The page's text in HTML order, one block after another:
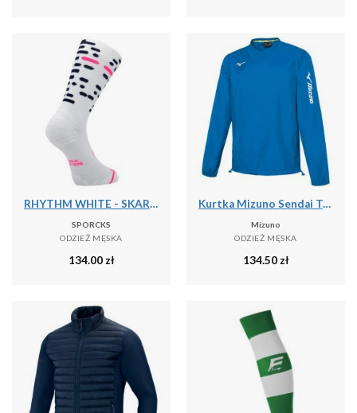
RHYTHM WHITE - SKARPETKI DO BIEGANIA
SPORCKS
ODZIEŻ MĘSKA
134.00zł
Kurtka Mizuno Sendai Trad
Mizuno
ODZIEŻ MĘSKA
134.50zł